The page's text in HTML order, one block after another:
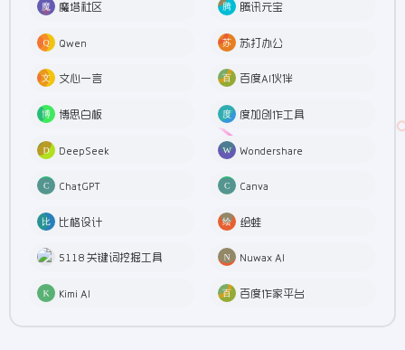
魔塔社区 腾讯元宝
Qwen 苏打办公
文心一言 百度AI伙伴
博思白板 度加创作工具
DeepSeek Wondershare
ChatGPT Canva
比格设计 绘蛙
5118 关键词挖掘工具 Nuwax AI
Kimi AI 百度作家平台